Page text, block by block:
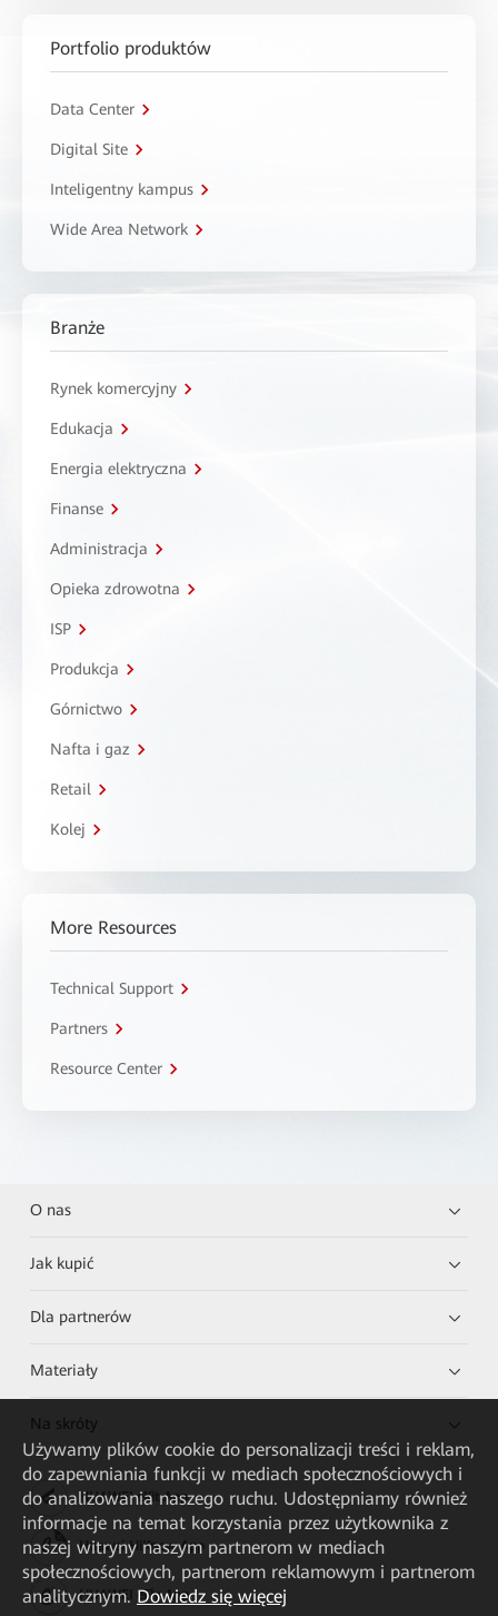
Portfolio produktów
Data Center
Digital Site
Inteligentny kampus
Wide Area Network
Branże
Rynek komercyjny
Edukacja
Energia elektryczna
Finanse
Administracja
Opieka zdrowotna
ISP
Produkcja
Górnictwo
Nafta i gaz
Retail
Kolej
More Resources
Technical Support
Partners
Resource Center
O nas
Jak kupić
Dla partnerów
Materiały
Na skróty
HUAWEI eKit App
Huawei HiKnow App
HUAWEI eFly App
Używamy plików cookie do personalizacji treści i reklam,
do zapewniania funkcji w mediach społecznościowych i
do analizowania naszego ruchu. Udostępniamy również
informacje na temat korzystania przez użytkownika z
naszej witryny naszym partnerom w mediach
społecznościowych, partnerom reklamowym i partnerom
analitycznym. Dowiedz się więcej